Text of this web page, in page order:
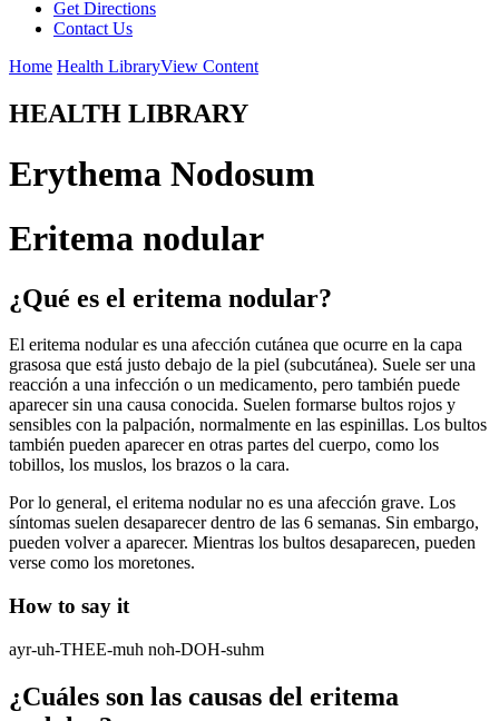
Get Directions
Contact Us
Home Health LibraryView Content
HEALTH LIBRARY
Erythema Nodosum
Eritema nodular
¿Qué es el eritema nodular?
El eritema nodular es una afección cutánea que ocurre en la capa
grasosa que está justo debajo de la piel (subcutánea). Suele ser una
reacción a una infección o un medicamento, pero también puede
aparecer sin una causa conocida. Suelen formarse bultos rojos y
sensibles con la palpación, normalmente en las espinillas. Los bultos
también pueden aparecer en otras partes del cuerpo, como los
tobillos, los muslos, los brazos o la cara.
Por lo general, el eritema nodular no es una afección grave. Los
síntomas suelen desaparecer dentro de las 6 semanas. Sin embargo,
pueden volver a aparecer. Mientras los bultos desaparecen, pueden
verse como los moretones.
How to say it
ayr-uh-THEE-muh noh-DOH-suhm
¿Cuáles son las causas del eritema